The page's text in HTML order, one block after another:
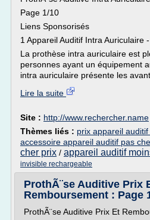
Page 1/10
Liens Sponsorisés
1 Appareil Auditif Intra Auriculaire
La prothèse intra auriculaire est
personnes ayant un équipement
intra auriculaire présente les
Lire la suite
Site : http://www.rechercher.name
Thèmes liés : prix appareil
accessoire appareil auditif pas
cher prix / appareil auditif
invisible rechargeable
ProthÃ¨se Auditive Prix
Remboursement : Page
ProthÃ¨se Auditive Prix Et